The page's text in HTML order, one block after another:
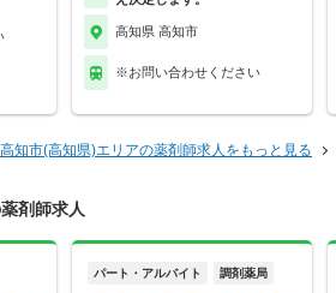
高知県 高知市
※お問い合わせください
高知市(高知県)エリアの薬剤師求人をもっと見る
剤師求人
パート・アルバイト 調剤薬局